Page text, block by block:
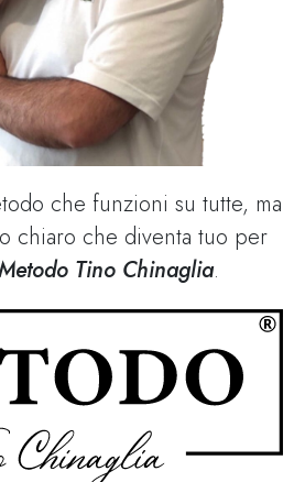
che funzioni su tutte, ma
chiaro che diventa tuo per
Tino Chinaglia.